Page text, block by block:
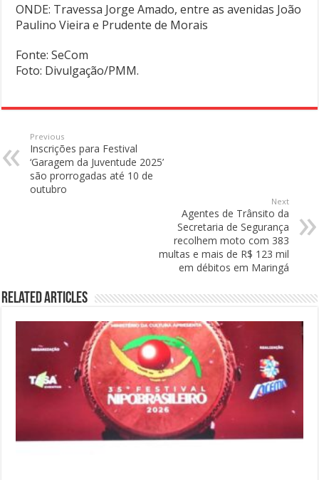
ONDE: Travessa Jorge Amado, entre as avenidas João
Paulino Vieira e Prudente de Morais
Fonte: SeCom
Foto: Divulgação/PMM.
Previous
Inscrições para Festival
‘Garagem da Juventude 2025’
são prorrogadas até 10 de
outubro
Next
Agentes de Trânsito da
Secretaria de Segurança
recolhem moto com 383
multas e mais de R$ 123 mil
em débitos em Maringá
Related Articles